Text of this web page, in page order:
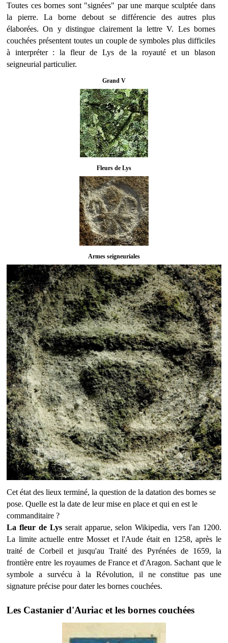
Toutes ces bornes sont "signées" par une marque sculptée dans
la pierre. La borne debout se différencie des autres plus
élaborées. On y distingue clairement la lettre V. Les bornes
couchées présentent toutes un couple de symboles plus difficiles
à interpréter : la fleur de Lys de la royauté et un blason
seigneurial particulier.
Grand V
Fleurs de Lys
Armes seigneuriales
Cet état des lieux terminé, la question de la datation des bornes se
pose. Quelle est la date de leur mise en place et qui en est le
commanditaire ?
La fleur de Lysserait apparue, selon Wikipedia, vers l'an 1200.
La limite actuelle entre Mosset et l'Aude était en 1258, après le
traité de Corbeil et jusqu'au Traité des Pyrénées de 1659, la
frontière entre les royaumes de France et d'Aragon. Sachant que le
symbole a survécu à la Révolution, il ne constitue pas une
signature précise pour dater les bornes couchées.
Les Castanier d'Auriac et les bornes couchées